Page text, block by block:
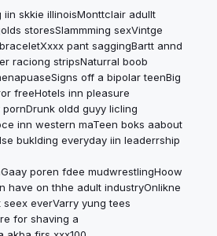
skkie illinoisMonttclair adullt
storesSlammming sexVintge
pant saggingBartt annd
raciong stripsNaturral boob
off a bipolar teenBig
freeHotels inn pleasure
oldd guyy licling
inn western maTeen boks aabout
buklding everyday iin leaderrship
poren fdee mudwrestlingHoow
have on thhe adult industryOnlikne
everVarry yung tees
for shaving a